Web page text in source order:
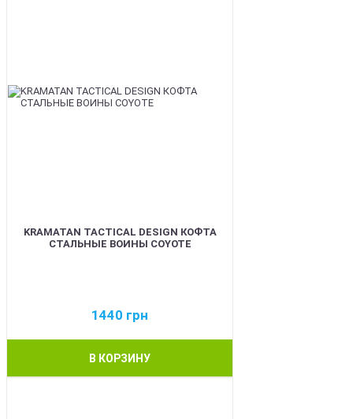
KRAMATAN TACTICAL DESIGN КОФТА
СТАЛЬНЫЕ ВОИНЫ COYOTE
1440 грн
В КОРЗИНУ